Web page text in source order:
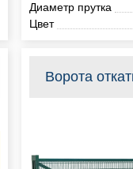
Диаметр прутка
Цвет
Ворота